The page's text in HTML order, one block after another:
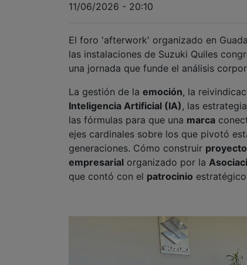
11/06/2026 - 20:10
El foro 'afterwork' organizado en
las instalaciones de Suzuki Quiles
una jornada que funde el análisis
La gestión de la emoción, la
Inteligencia Artificial (IA), las
las fórmulas para que una marca
ejes cardinales sobre los que pivotó
generaciones. Cómo construir
empresarial organizado por la
que contó con el patrocinio